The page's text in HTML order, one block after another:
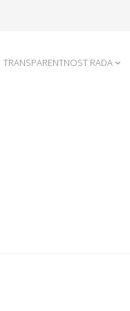
TRANSPARENTNOST RADA